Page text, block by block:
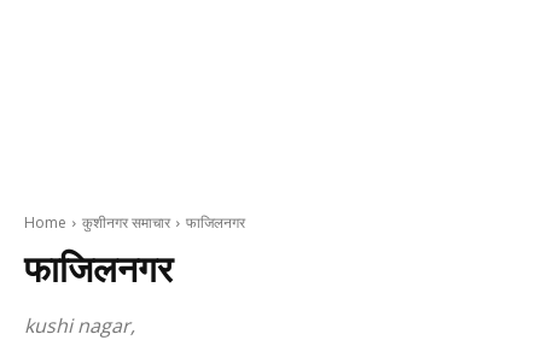
Home कुशीनगर समाचार फाजिलनगर
फाजिलनगर
kushi nagar,